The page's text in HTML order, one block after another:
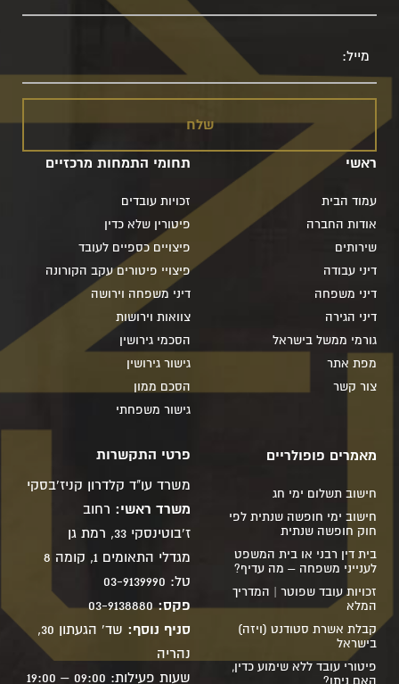
ראשי
עמוד הבית
אודות החברה
שירותים
דיני עבודה
דיני משפחה
דיני הגירה
גורמי ממשל בישראל
מפת אתר
צור קשר
תחומי התמחות מרכזיים
זכויות עובדים
פיטורין שלא כדין
פיצויים כספיים לעובד
פיצויי פיטורים עקב הקורונה
דיני משפחה וירושה
צוואות וירושות
הסכמי גירושין
גישור גירושין
הסכם ממון
גישור משפחתי
מאמרים פופולריים
חישוב תשלום ימי חג
חישוב ימי חופשה שנתית לפי
חוק חופשה שנתית
בית דין רבני או בית המשפט
לענייני משפחה – מה עדיף?
זכויות עובד שפוטר | המדריך
המלא
קבלת אשרת סטודנט (ויזה)
בישראל
פיטורי עובד ללא שימוע כדין,
האם ניתן?
פרטי התקשרות
משרד עו"ד קלדרון קניז'בסקי
משרד ראשי: רחוב
ז'בוטינסקי 33, רמת גן
מגדלי התאומים 1, קומה 8
טל: 03-9139990
פקס:03-9138880
סניף נוסף:
שד' הגעתון 30,
נהריה
שעות פעילות: 09:00 – 19:00